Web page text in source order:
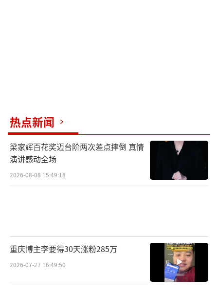
（责任编辑：卢其龙 CL0882）
热点新闻
梁家辉百花奖迈台阶两次差点摔倒 真情
演讲感动全场
2026-08-08 15:49:18
重庆博主李要得30天涨粉285万
2026-07-27 16:49:50